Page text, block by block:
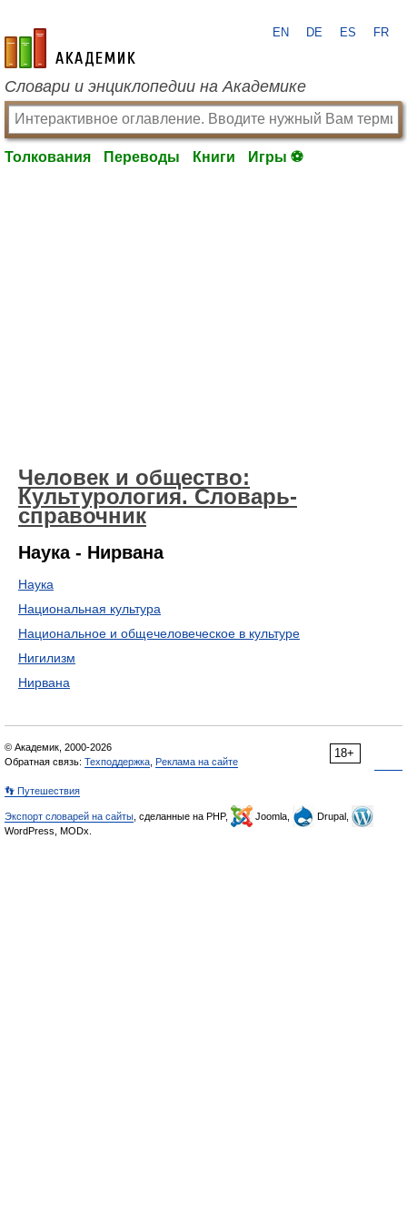
academic.ru
EN DE ES FR
Словари и энциклопедии на Академике
Толкования Переводы Книги Игры ⚽
Человек и общество:
Культурология. Словарь-
справочник
Наука - Нирвана
Наука
Национальная культура
Национальное и общечеловеческое в культуре
Нигилизм
Нирвана
18+
© Академик, 2000-2026
Обратная связь: Техподдержка Реклама на сайте
👣 Путешествия
Экспорт словарей на сайты , сделанные на PHP, Joomla,
Drupal,
WordPress, MODx.